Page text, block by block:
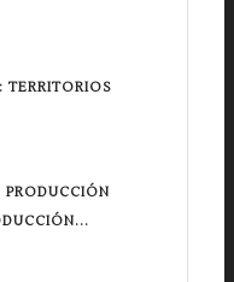
TERRITORIOS
PRODUCCIÓN